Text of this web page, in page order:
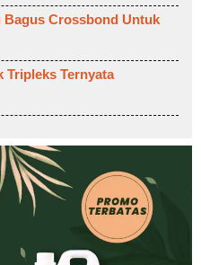
Bagus Crossbond Untuk
Tripleks Ternyata